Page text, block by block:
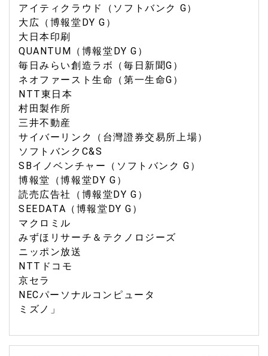
アイティクラウド（ソフトバンク G）
大広（博報堂DY G）
大日本印刷
QUANTUM（博報堂DY G）
毎日みらい創造ラボ（毎日新聞G）
ネオファースト生命（第一生命G）
NTT東日本
村田製作所
三井不動産
サイバーリンク（台灣證券交易所上場）
ソフトバンクC&S
SBイノベンチャー（ソフトバンク G）
博報堂（博報堂DY G）
読売広告社（博報堂DY G）
SEEDATA（博報堂DY G）
マクロミル
みずほリサーチ＆テクノロジーズ
ニッポン放送
NTTドコモ
京セラ
NECパーソナルコンピュータ
ミズノ」